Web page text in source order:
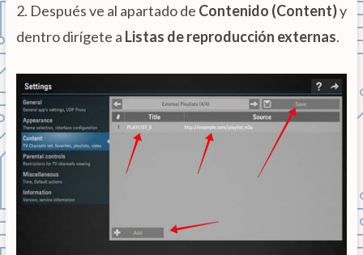
2. Después ve al apartado de Contenido (Content)y
dentro dirígete a Listas de reproducción externas.